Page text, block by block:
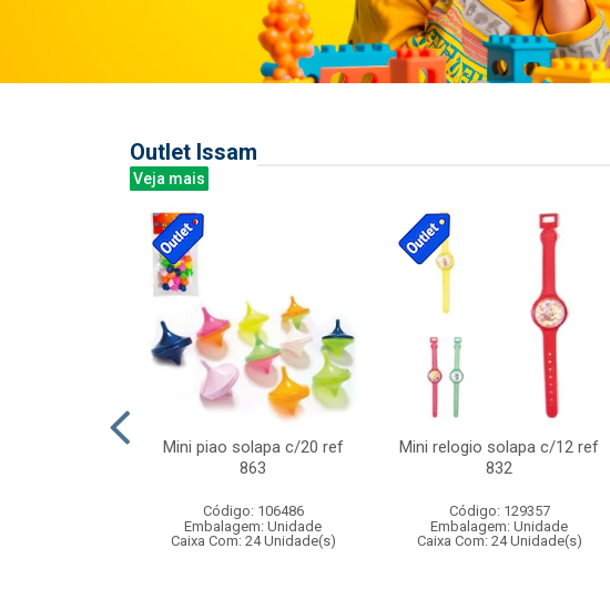
Outlet Issam
Veja mais
Mini piao solapa c/20 ref
863
Código: 106486
Embalagem: Unidade
Caixa Com: 24 Unidade(s)
Mini relogio solapa c/12 ref
832
Código: 129357
Embalagem: Unidade
Caixa Com: 24 Unidade(s)